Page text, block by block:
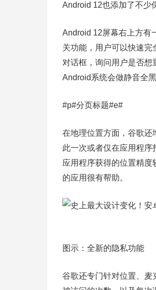
Android 12也添加了不少
Android 12屏幕右上方有
关功能，用户可以快速
对话框，询问用户是否
Android系统会做静音全黑
#p#分页标题#e#
在地理位置方面，谷歌还
此一次或者仅在应用程序
应用程序获得的位置精
的应用很有帮助。
图示：全新的隐私功能
谷歌还专门针对位置、麦